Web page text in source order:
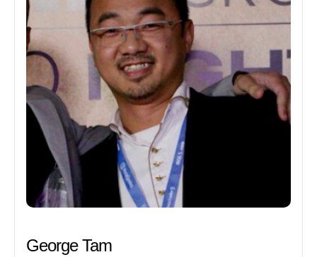
George Tam